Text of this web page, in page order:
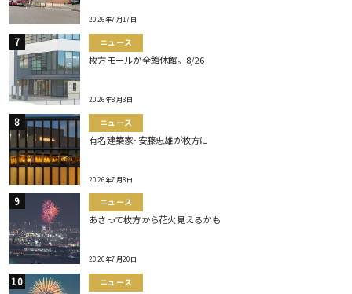
2026年7月17日
ニュース
枚方モールが全館休館。8/26
2026年8月3日
ニュース
有名建築家･安藤忠雄が枚方に
2026年7月8日
ニュース
あさって枚方から花火見えるかも
2026年7月20日
ニュース